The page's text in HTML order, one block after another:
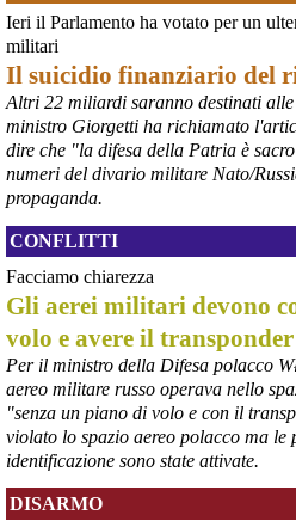
@peacelink
6/8/2026 7:55
lanazione.it/massa-carrara/cro
La proposta di un osservatorio sui
di Carrara organizzato
sindaca Serena Arrighi.
Linda Maggiori, nel ricostruire
AltrEconomia sull’attività di carico e
tra cui quello di Marina di Carrara,
parte delle istituzioni competenti a
indispensabili.
#armi #disarmo #pcknews #pace
@peacelink - 6/8/2026 7:50
Ieri il Parlamento ha votato per un
militari
Il suicidio finanziario del
Altri 22 miliardi saranno destinati
ministro Giorgetti ha richiamato
dire che "la difesa della Patria è
numeri del divario militare Nato/
propaganda.
CONFLITTI
Facciamo chiarezza
Gli aerei militari devono
volo e avere il transponder
Per il ministro della Difesa polacco
aereo militare russo operava nello
"senza un piano di volo e con il
violato lo spazio aereo polacco ma le
identificazione sono state attivate.
DISARMO